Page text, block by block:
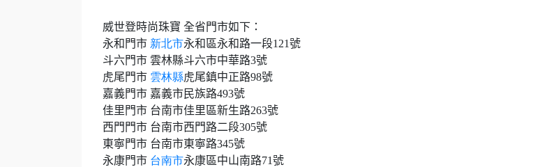
威世登時尚珠寶 全省門市如下：
永和門市 新北市永和區永和路一段121號
斗六門市 雲林縣斗六市中華路3號
虎尾門市 雲林縣虎尾鎮中正路98號
嘉義門市 嘉義市民族路493號
佳里門市 台南市佳里區新生路263號
西門門市 台南市西門路二段305號
東寧門市 台南市東寧路345號
永康門市 台南市永康區中山南路71號